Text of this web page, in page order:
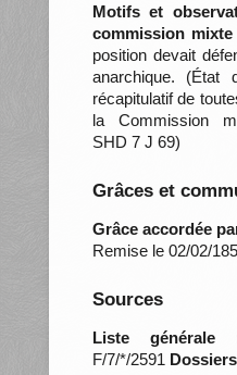
Motifs et
commission
position devait
anarchique. (État
récapitulatif de
la Commission
SHD 7 J 69)
Grâces et
Grâce accordée
Remise le 02/02/
Sources
Liste générale
F/7/*/2591